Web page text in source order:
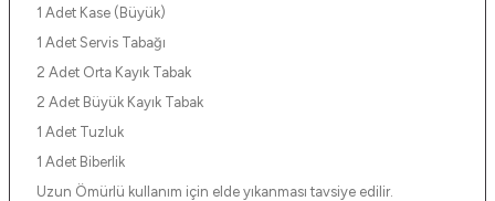
1 Adet Kase (Büyük)
1 Adet Servis Tabağı
2 Adet Orta Kayık Tabak
2 Adet Büyük Kayık Tabak
1 Adet Tuzluk
1 Adet Biberlik
Uzun Ömürlü kullanım için elde yıkanması tavsiye edilir.